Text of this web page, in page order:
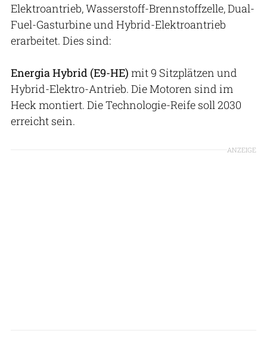
Elektroantrieb, Wasserstoff-Brennstoffzelle, Dual-
Fuel-Gasturbine und Hybrid-Elektroantrieb
erarbeitet. Dies sind:
Energia Hybrid (E9-HE) mit 9 Sitzplätzen und
Hybrid-Elektro-Antrieb. Die Motoren sind im
Heck montiert. Die Technologie-Reife soll 2030
erreicht sein.
ANZEIGE